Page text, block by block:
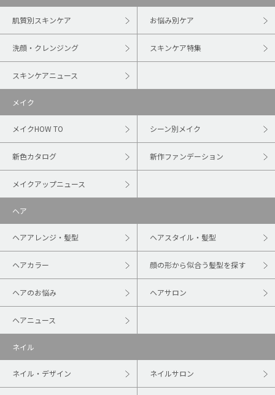
肌質別スキンケア お悩み別ケア
洗顔・クレンジング スキンケア特集
スキンケアニュース
メイク
メイクHOW TO シーン別メイク
新色カタログ 新作ファンデーション
メイクアップニュース
ヘア
ヘアアレンジ・髪型 ヘアスタイル・髪型
ヘアカラー 顔の形から似合う髪型を探す
ヘアのお悩み ヘアサロン
ヘアニュース
ネイル
ネイル・デザイン ネイルサロン